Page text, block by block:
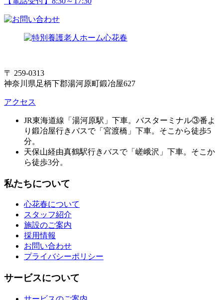
〒 259-0313
神奈川県足柄下郡湯河原町鍛冶屋627
アクセス
JR東海道線「湯河原駅」下車。バスターミナル③番よ
り鍛冶屋行きバスで「宮渡橋」下車。そこから徒歩5
分。
天保山経由真鶴駅行きバスで「嵯峨沢」下車。そこか
ら徒歩3分。
私たちについて
心花春について
スタッフ紹介
施設のご案内
採用情報
お問い合わせ
プライバシーポリシー
サービスについて